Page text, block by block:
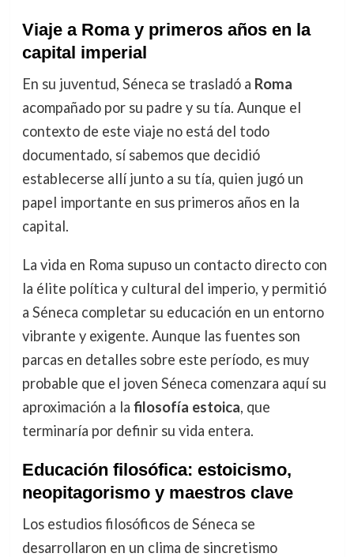
Viaje a Roma y primeros años en la
capital imperial
En su juventud, Séneca se trasladó a Roma
acompañado por su padre y su tía. Aunque el
contexto de este viaje no está del todo
documentado, sí sabemos que decidió
establecerse allí junto a su tía, quien jugó un
papel importante en sus primeros años en la
capital.
La vida en Roma supuso un contacto directo con
la élite política y cultural del imperio, y permitió
a Séneca completar su educación en un entorno
vibrante y exigente. Aunque las fuentes son
parcas en detalles sobre este período, es muy
probable que el joven Séneca comenzara aquí su
aproximación a la filosofía estoica, que
terminaría por definir su vida entera.
Educación filosófica: estoicismo,
neopitagorismo y maestros clave
Los estudios filosóficos de Séneca se
desarrollaron en un clima de sincretismo